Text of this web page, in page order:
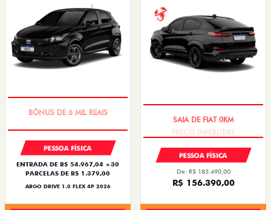
PESSOA FÍSICA
ENTRADA DE R$ 54.967,04 +30
PARCELAS DE R$ 1.379,00
ARGO DRIVE 1.0 FLEX 4P 2026
PESSOA FÍSICA
De: R$ 183.490,00
R$ 156.390,00